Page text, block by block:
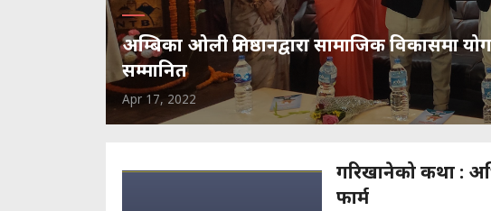
अम्बिका ओली प्रतिष्ठानद्वारा सामाजिक विकासमा
सम्मानित
Apr 17, 2022
गरिखानेको कथा :
फार्म